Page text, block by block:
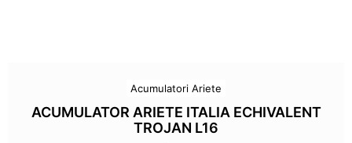
Acumulatori Ariete
ACUMULATOR ARIETE ITALIA ECHIVALENT
TROJAN L16